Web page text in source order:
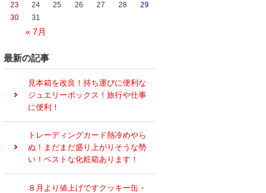
« 7月
23
24 25 26 27 28
29
30
31
最新の記事
見本箱を改良！持ち運びに便利な
ジュエリーボックス！旅行や仕事
に便利！
トレーディングカード熱冷めやら
ぬ！まだまだ盛り上がりそうな勢
い！ベストな化粧箱あります！
８月より値上げですクッキー缶・